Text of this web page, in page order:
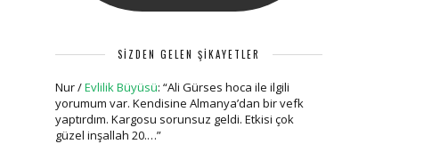
SİZDEN GELEN ŞİKAYETLER
Nur/Evlilik Büyüsü: “Ali Gürses hoca ile ilgili
yorumum var. Kendisine Almanya’dan bir vefk
yaptırdım. Kargosu sorunsuz geldi. Etkisi çok
güzel inşallah 20.…”